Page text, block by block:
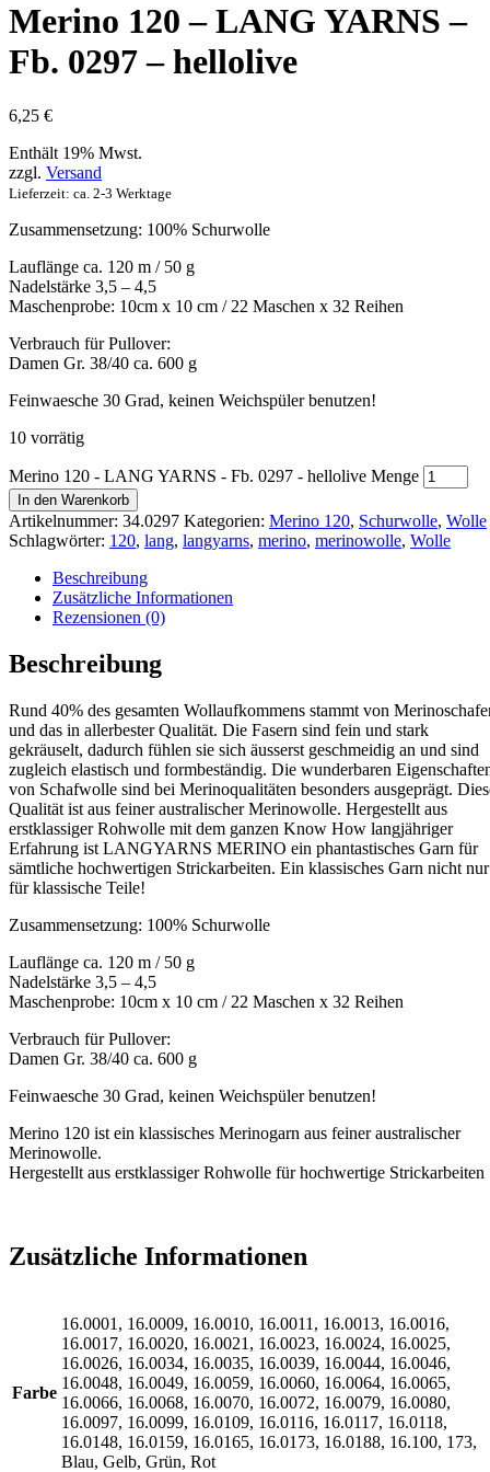
Merino 120 – LANG YARNS –
Fb. 0297 – hellolive
6,25 €
Enthält 19% Mwst.
zzgl. Versand
Lieferzeit: ca. 2-3 Werktage
Zusammensetzung: 100% Schurwolle
Lauflänge ca. 120 m / 50 g
Nadelstärke 3,5 – 4,5
Maschenprobe: 10cm x 10 cm / 22 Maschen x 32 Reihen
Verbrauch für Pullover:
Damen Gr. 38/40 ca. 600 g
Feinwaesche 30 Grad, keinen Weichspüler benutzen!
10 vorrätig
Merino 120 - LANG YARNS - Fb. 0297 - hellolive Menge
In den Warenkorb
Artikelnummer: 34.0297 Kategorien: Merino 120, Schurwolle, Wolle
Schlagwörter: 120, lang, langyarns, merino, merinowolle, Wolle
Beschreibung
Zusätzliche Informationen
Rezensionen (0)
Beschreibung
Rund 40% des gesamten Wollaufkommens stammt von
und das in allerbester Qualität. Die Fasern sind fein und stark
gekräuselt, dadurch fühlen sie sich äusserst geschmeidig an und sind
zugleich elastisch und formbeständig. Die wunderbaren
von Schafwolle sind bei Merinoqualitäten besonders ausgeprägt.
Qualität ist aus feiner australischer Merinowolle. Hergestellt aus
erstklassiger Rohwolle mit dem ganzen Know How langjähriger
Erfahrung ist LANGYARNS MERINO ein phantastisches Garn für
sämtliche hochwertigen Strickarbeiten. Ein klassisches Garn nicht nur
für klassische Teile!
Zusammensetzung: 100% Schurwolle
Lauflänge ca. 120 m / 50 g
Nadelstärke 3,5 – 4,5
Maschenprobe: 10cm x 10 cm / 22 Maschen x 32 Reihen
Verbrauch für Pullover:
Damen Gr. 38/40 ca. 600 g
Feinwaesche 30 Grad, keinen Weichspüler benutzen!
Merino 120 ist ein klassisches Merinogarn aus feiner australischer
Merinowolle.
Hergestellt aus erstklassiger Rohwolle für hochwertige Strickarbeiten
Zusätzliche Informationen
Farbe
16.0001, 16.0009, 16.0010, 16.0011, 16.0013, 16.0016,
16.0017, 16.0020, 16.0021, 16.0023, 16.0024, 16.0025,
16.0026, 16.0034, 16.0035, 16.0039, 16.0044, 16.0046,
16.0048, 16.0049, 16.0059, 16.0060, 16.0064, 16.0065,
16.0066, 16.0068, 16.0070, 16.0072, 16.0079, 16.0080,
16.0097, 16.0099, 16.0109, 16.0116, 16.0117, 16.0118,
16.0148, 16.0159, 16.0165, 16.0173, 16.0188, 16.100, 173,
Blau, Gelb, Grün, Rot